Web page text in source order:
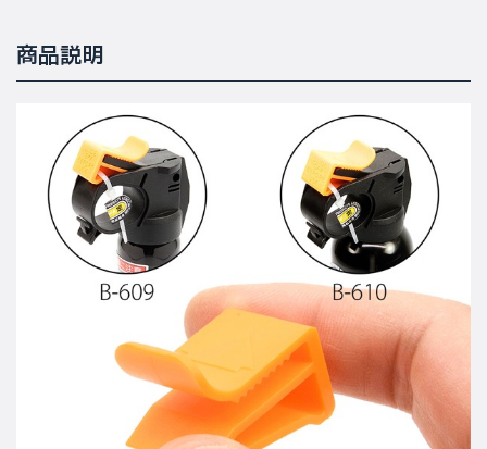
商品説明